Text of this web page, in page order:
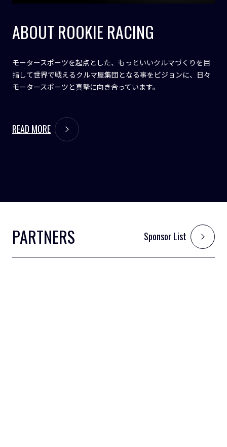
ABOUT ROOKIE RACING
モータースポーツを起点とした、もっといいクルマづくりを目
指して世界で戦えるクルマ屋集団となる事をビジョンに、日々
モータースポーツと真摯に向き合っています。
READ MORE
PARTNERS Sponsor List